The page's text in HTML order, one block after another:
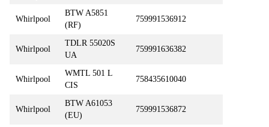
Whirlpool
BTW A5851
(RF)
759991536912
Whirlpool
TDLR 55020S
UA
759991636382
Whirlpool
WMTL 501 L
CIS
758435610040
Whirlpool
BTW A61053
(EU)
759991536872